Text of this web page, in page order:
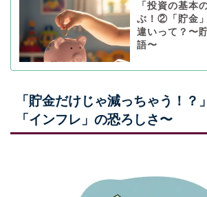
「投資の基本
ぶ！②「貯金
違いって？〜
語〜
「貯金だけじゃ減っちゃう！？
「インフレ」の恐ろしさ〜